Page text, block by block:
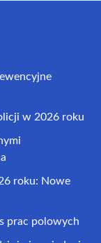
w 2026 roku
roku: Nowe
prac polowych